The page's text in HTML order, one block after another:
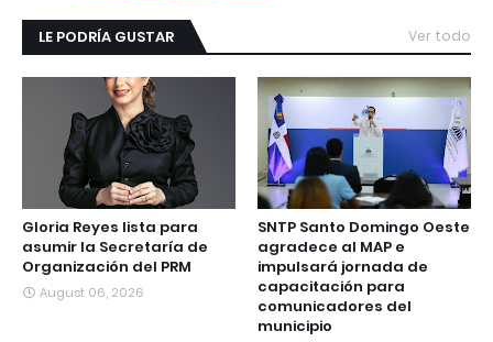
LE PODRÍA GUSTAR Ver todo
Gloria Reyes lista para
asumir la Secretaría de
Organización del PRM
August 06, 2026
SNTP Santo Domingo Oeste
agradece al MAP e
impulsará jornada de
capacitación para
comunicadores del
municipio